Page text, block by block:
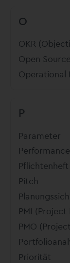
O
OKR
Open Source
Operational
P
Parameter
Performance
Pflichtenheft
Pitch
PMI
PMO
Priorität